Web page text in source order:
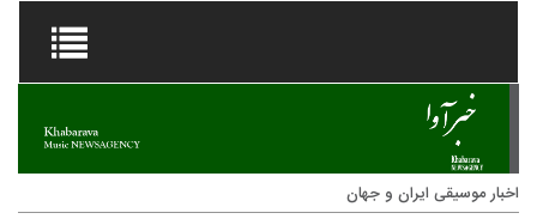
اخبار موسیقی ایران و جهان